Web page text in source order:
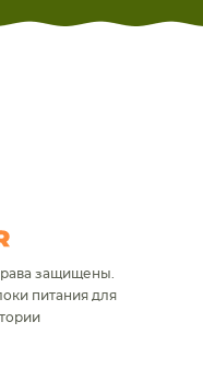
защищены.
питания для